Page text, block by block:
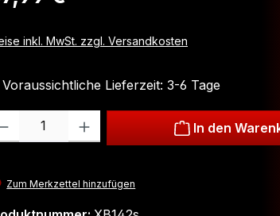
inkl. MwSt. zzgl. Versandkosten
Voraussichtliche Lieferzeit: 3-6 Tage
Anzahl: Gib den gewünschten Wert ein oder
In den
Zum Merkzettel hinzufügen